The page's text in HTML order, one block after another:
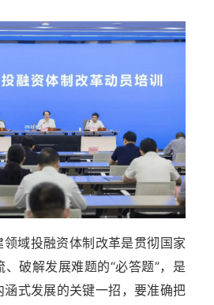
域投融资体制改革是贯彻国家
破解发展难题的“必答题”，是
式发展的关键一招，要准确把